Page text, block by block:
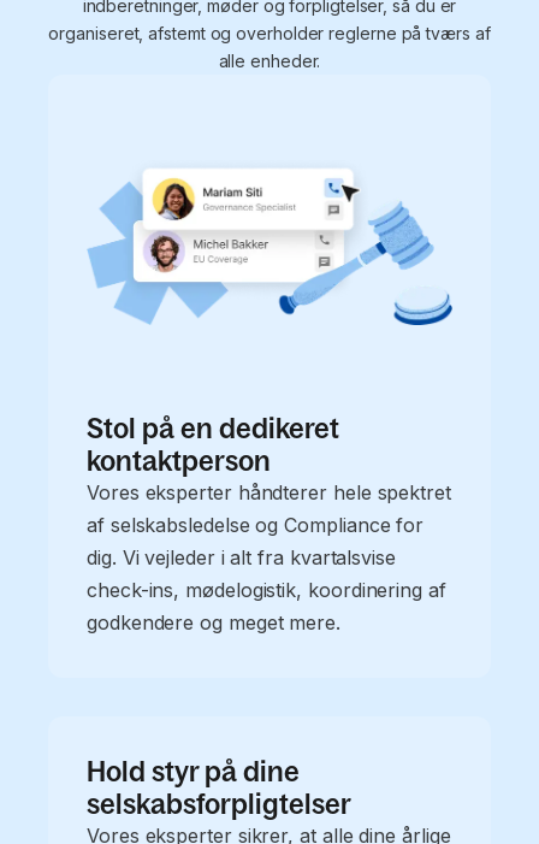
indberetninger, møder og forpligtelser, så du er
organiseret, afstemt og overholder reglerne på tværs af
alle enheder.
Stol på en dedikeret
kontaktperson
Vores eksperter håndterer hele spektret
af selskabsledelse og Compliance for
dig. Vi vejleder i alt fra kvartalsvise
check-ins, mødelogistik, koordinering af
godkendere og meget mere.
Hold styr på dine
selskabsforpligtelser
Vores eksperter sikrer, at alle dine årlige